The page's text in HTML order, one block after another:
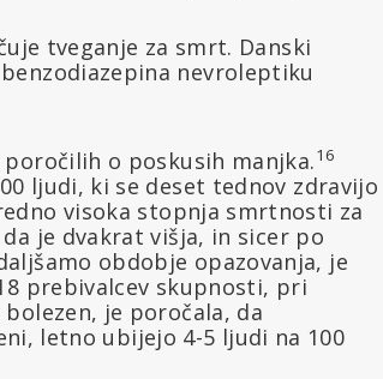
tveganje za smrt. Danski
nevroleptiku
o poskusih manjka.16
ljudi, ki se deset tednov zdravijo
visoka stopnja smrtnosti za
je dvakrat višja, in sicer po
obdobje opazovanja, je
prebivalcev skupnosti, pri
je poročala, da
letno ubijejo 4-5 ljudi na 100